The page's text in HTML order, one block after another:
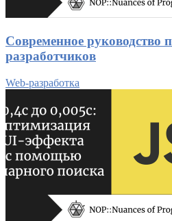
Современное руководство
разработчиков
Web-разработка